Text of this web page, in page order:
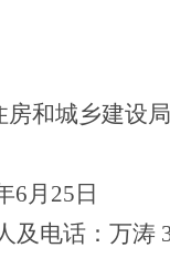
房和城乡建设局
6月 25 日
及电话：万涛